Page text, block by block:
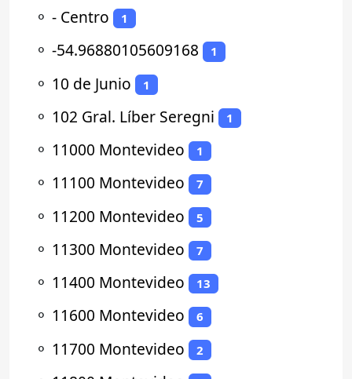
⚬ - Centro 1
⚬ -54.96880105609168 1
⚬ 10 de Junio 1
⚬ 102 Gral. Líber Seregni 1
⚬ 11000 Montevideo 1
⚬ 11100 Montevideo 7
⚬ 11200 Montevideo 5
⚬ 11300 Montevideo 7
⚬ 11400 Montevideo 13
⚬ 11600 Montevideo 6
⚬ 11700 Montevideo 2